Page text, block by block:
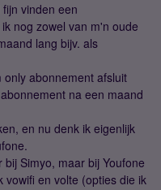
vinden een
nog zowel van m'n oude
lang bijv. als
abonnement afsluit
na een maand
en nu denk ik eigenlijk
Simyo, maar bij Youfone
vowifi en volte (opties die ik